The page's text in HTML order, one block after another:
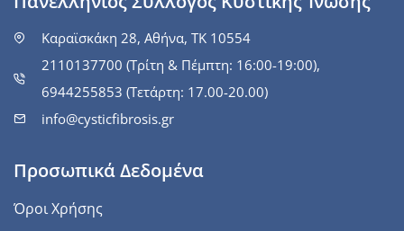
Καραϊσκάκη 28, Αθήνα, ΤΚ 10554
2110137700 (Τρίτη & Πέμπτη: 16:00-19:00),
6944255853 (Τετάρτη: 17.00-20.00)
info@cysticfibrosis.gr
Προσωπικά Δεδομένα
Όροι Χρήσης